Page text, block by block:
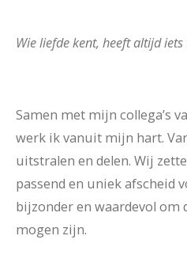
Wie liefde kent, heeft altijd
Samen met mijn collega’s
werk ik vanuit mijn hart.
uitstralen en delen. Wij
passend en uniek afscheid
bijzonder en waardevol om
mogen zijn.